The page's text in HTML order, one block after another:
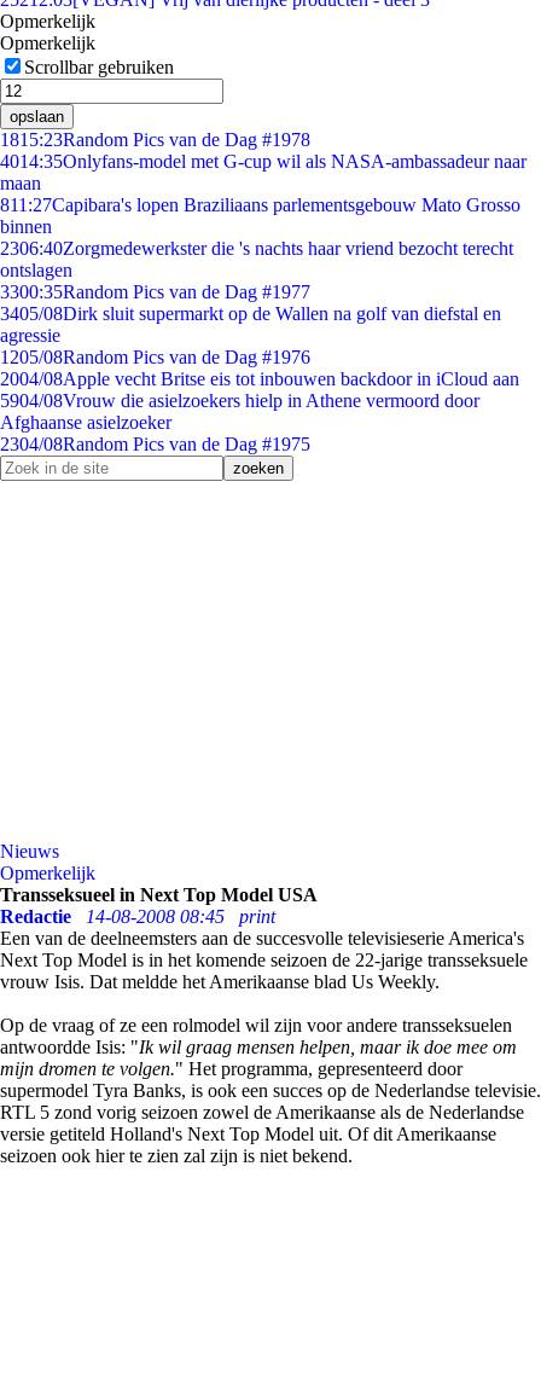
Opmerkelijk
Opmerkelijk
Scrollbar gebruiken
opslaan
1815:23Random Pics van de Dag #1978
4014:35Onlyfans-model met G-cup wil als NASA-ambassadeur naar
maan
811:27Capibara's lopen Braziliaans parlementsgebouw Mato Grosso
binnen
2306:40Zorgmedewerkster die 's nachts haar vriend bezocht terecht
ontslagen
3300:35Random Pics van de Dag #1977
3405/08Dirk sluit supermarkt op de Wallen na golf van diefstal en
agressie
1205/08Random Pics van de Dag #1976
2004/08Apple vecht Britse eis tot inbouwen backdoor in iCloud aan
5904/08Vrouw die asielzoekers hielp in Athene vermoord door
Afghaanse asielzoeker
2304/08Random Pics van de Dag #1975
Nieuws
Opmerkelijk
Transseksueel in Next Top Model USA
Redactie
14-08-2008 08:45
print
Een van de deelneemsters aan de succesvolle televisieserie America's
Next Top Model is in het komende seizoen de 22-jarige transseksuele
vrouw Isis. Dat meldde het Amerikaanse blad Us Weekly.
Op de vraag of ze een rolmodel wil zijn voor andere transseksuelen
antwoordde Isis: "Ik wil graag mensen helpen, maar ik doe mee om
mijn dromen te volgen." Het programma, gepresenteerd door
supermodel Tyra Banks, is ook een succes op de Nederlandse televisie.
RTL 5 zond vorig seizoen zowel de Amerikaanse als de Nederlandse
versie getiteld Holland's Next Top Model uit. Of dit Amerikaanse
seizoen ook hier te zien zal zijn is niet bekend.